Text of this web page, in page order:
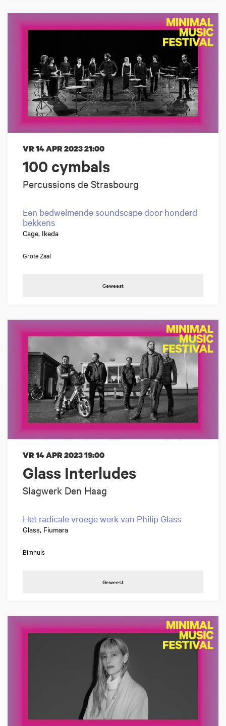
100 cymbals
Percussions de Strasbourg
VR 14 APR 202321:00
Een bedwelmende soundscape door honderd
bekkens
Cage, Ikeda
Grote Zaal
Geweest
Glass Interludes
Slagwerk Den Haag
VR 14 APR 202319:00
Het radicale vroege werk van Philip Glass
Glass, Fiumara
Bimhuis
Geweest